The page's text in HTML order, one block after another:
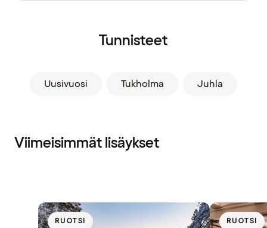
Tunnisteet
Uusivuosi Tukholma Juhla
Viimeisimmät lisäykset
RUOTSI RUOTSI